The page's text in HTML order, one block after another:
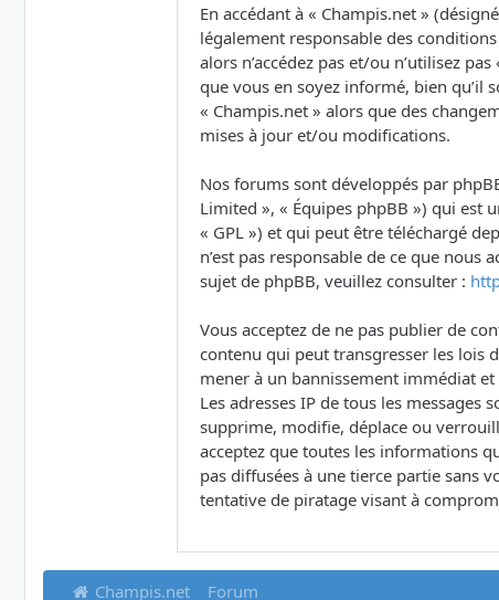
En accédant à « Champis.net »
légalement responsable des
alors n’accédez pas et/ou n’utilisez
que vous en soyez informé, bien qu’il
« Champis.net » alors que des
mises à jour et/ou modifications.
Nos forums sont développés par
Limited », « Équipes phpBB ») qui est
« GPL ») et qui peut être téléchargé
n’est pas responsable de ce que
sujet de phpBB, veuillez consulter :
Vous acceptez de ne pas publier de
contenu qui peut transgresser les lois
mener à un bannissement immédiat
Les adresses IP de tous les messages
supprime, modifie, déplace ou
acceptez que toutes les informations
pas diffusées à une tierce partie sans
tentative de piratage visant à
Champis.net Forum